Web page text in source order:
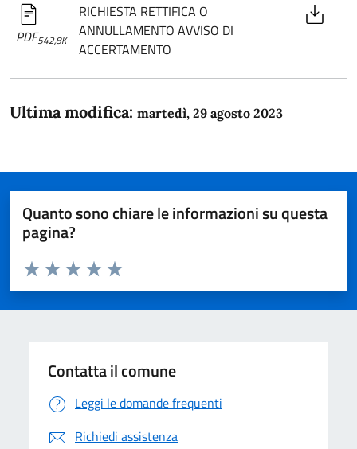
PDF542,8K
RICHIESTA RETTIFICA O
ANNULLAMENTO AVVISO DI
ACCERTAMENTO
Ultima modifica: martedì, 29 agosto 2023
Quanto sono chiare le informazioni su questa
pagina?
Domanda
Valuta da 1 a 5 stelle la pagina
Valuta 5 stelle su 5
Valuta 4 stelle su 5
Valuta 3 stelle su 5
Valuta 2 stelle su 5
Valuta 1 stelle su 5
Contatta il comune
Leggi le domande frequenti
Richiedi assistenza